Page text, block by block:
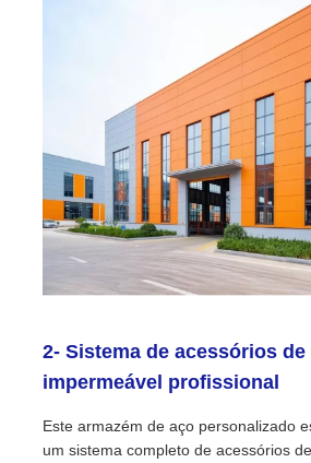
2- Sistema de acessórios
impermeável profissional
Este armazém de aço personalizado
um sistema completo de acessórios